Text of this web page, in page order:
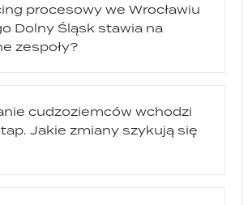
procesowy we Wrocławiu
Dolny Śląsk stawia na
zespoły?
cudzoziemców wchodzi
Jakie zmiany szykują się